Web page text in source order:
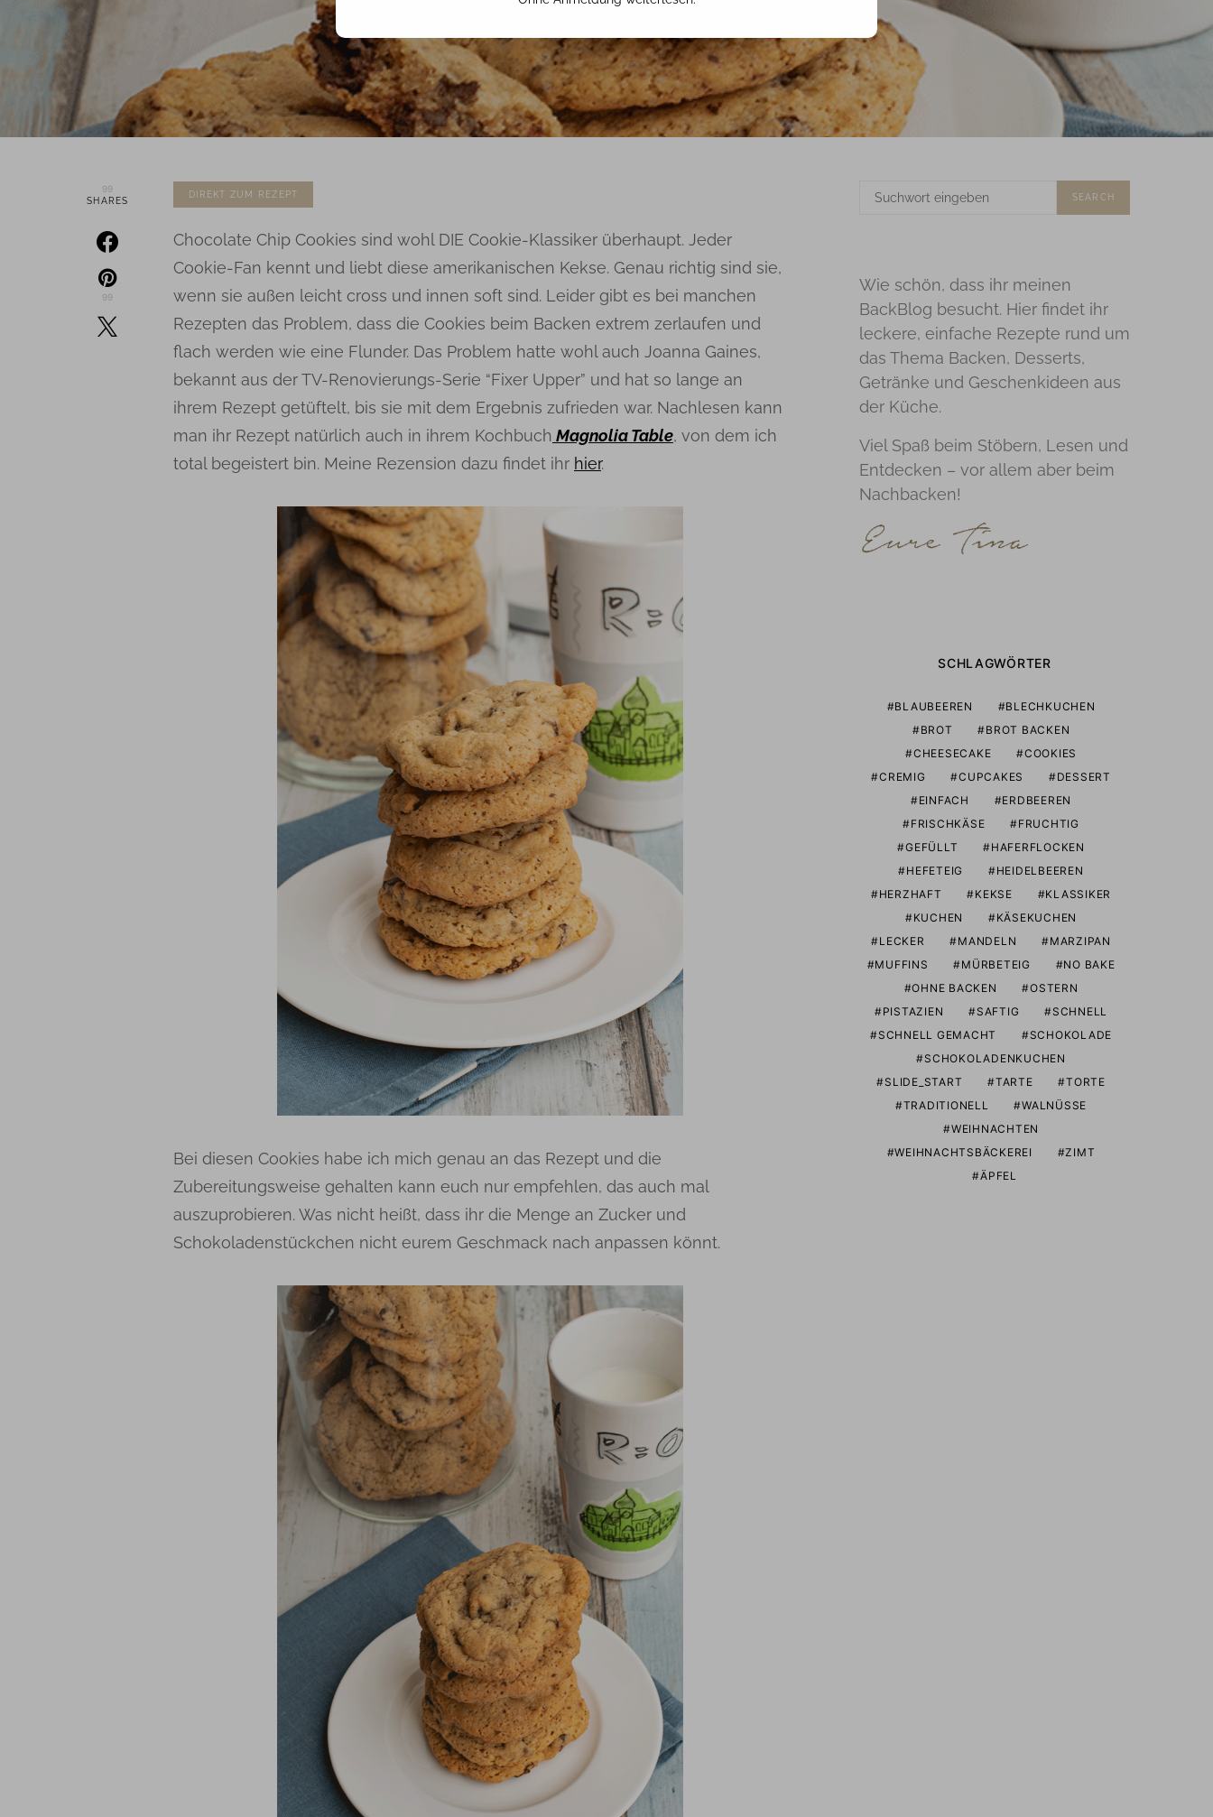
99
SHARES
99
DIREKT ZUM REZEPT
Chocolate Chip Cookies sind wohl DIE Cookie-Klassiker überhaupt. Jeder
Cookie-Fan kennt und liebt diese amerikanischen Kekse. Genau richtig sind sie,
wenn sie außen leicht cross und innen soft sind. Leider gibt es bei manchen
Rezepten das Problem, dass die Cookies beim Backen extrem zerlaufen und
flach werden wie eine Flunder. Das Problem hatte wohl auch Joanna Gaines,
bekannt aus der TV-Renovierungs-Serie “Fixer Upper” und hat so lange an
ihrem Rezept getüftelt, bis sie mit dem Ergebnis zufrieden war. Nachlesen kann
man ihr Rezept natürlich auch in ihrem Kochbuch Magnolia Table, von dem ich
total begeistert bin. Meine Rezension dazu findet ihr hier.
Bei diesen Cookies habe ich mich genau an das Rezept und die
Zubereitungsweise gehalten kann euch nur empfehlen, das auch mal
auszuprobieren. Was nicht heißt, dass ihr die Menge an Zucker und
Schokoladenstückchen nicht eurem Geschmack nach anpassen könnt.
SUCHE
SEARCH
Wie schön, dass ihr meinen
BackBlog besucht. Hier findet ihr
leckere, einfache Rezepte rund um
das Thema Backen, Desserts,
Getränke und Geschenkideen aus
der Küche.
Viel Spaß beim Stöbern, Lesen und
Entdecken – vor allem aber beim
Nachbacken!
SCHLAGWÖRTER
BLAUBEEREN
BLECHKUCHEN
BROT
BROT BACKEN
CHEESECAKE
COOKIES
CREMIG
CUPCAKES
DESSERT
EINFACH
ERDBEEREN
FRISCHKÄSE
FRUCHTIG
GEFÜLLT
HAFERFLOCKEN
HEFETEIG
HEIDELBEEREN
HERZHAFT
KEKSE
KLASSIKER
KUCHEN
KÄSEKUCHEN
LECKER
MANDELN
MARZIPAN
MUFFINS
MÜRBETEIG
NO BAKE
OHNE BACKEN
OSTERN
PISTAZIEN
SAFTIG
SCHNELL
SCHNELL GEMACHT
SCHOKOLADE
SCHOKOLADENKUCHEN
SLIDE_START
TARTE
TORTE
TRADITIONELL
WALNÜSSE
WEIHNACHTEN
WEIHNACHTSBÄCKEREI
ZIMT
ÄPFEL